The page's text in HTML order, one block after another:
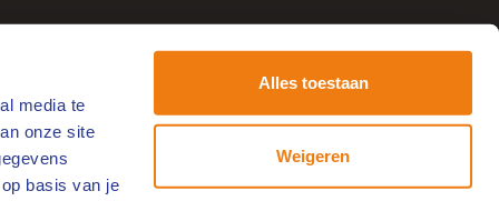
media te
onze site
basis van je
Alles toestaan
Weigeren
de leukste uitjes!